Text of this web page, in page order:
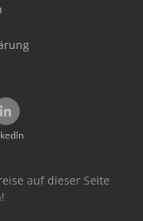
auf dieser Seite